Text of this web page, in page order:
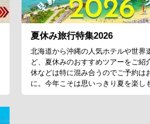
夏休み旅行特集2026
北海道から沖縄の人気ホテルや世界
ど、夏休みのおすすめツアーをご紹
休などは特に混み合うのでご予約は
に。今年こそは思いっきり夏を楽し